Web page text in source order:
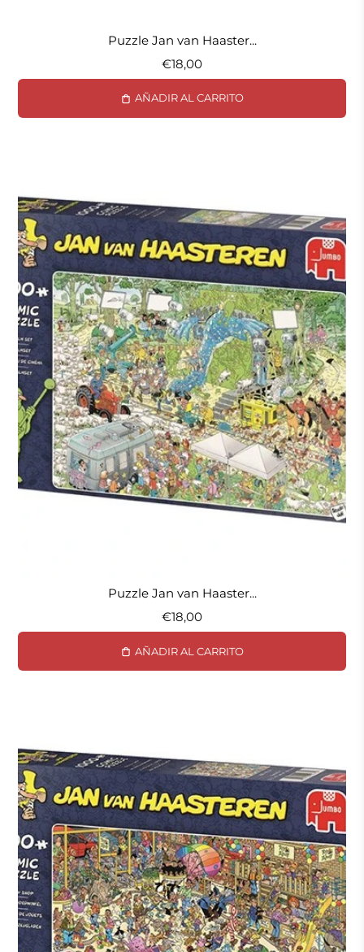
Puzzle Jan van Haaster...
€18,00
AÑADIR AL CARRITO
Puzzle Jan van Haaster...
€18,00
AÑADIR AL CARRITO